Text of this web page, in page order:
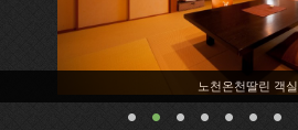
노천온천딸린 객실